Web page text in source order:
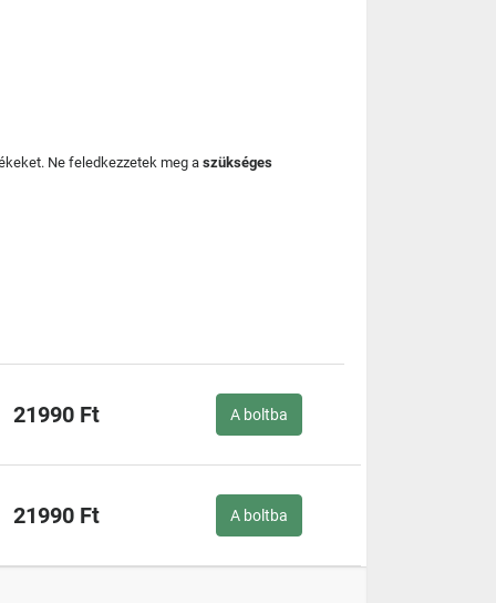
Ne feledkezzetek meg aszükséges
21990 Ft A boltba
21990 Ft A boltba